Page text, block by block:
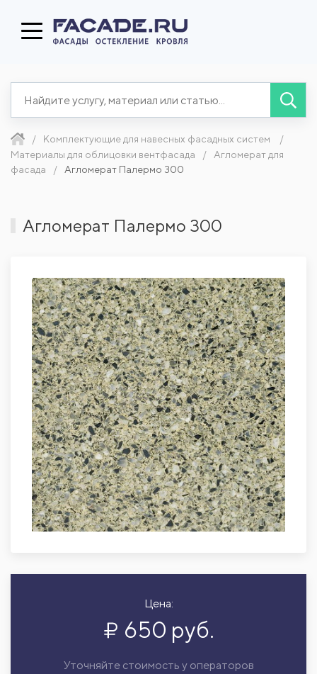
Комплектующие для навесных фасадных систем
Материалы для облицовки вентфасада
Агломерат для
фасада
Агломерат Палермо 300
Агломерат Палермо 300
Цена:
650 руб.
Уточняйте стоимость у операторов